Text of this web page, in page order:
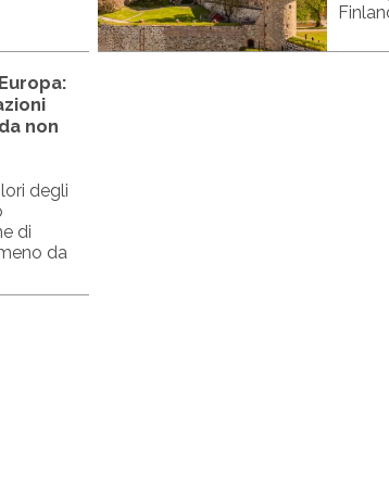
non
degli
di
da